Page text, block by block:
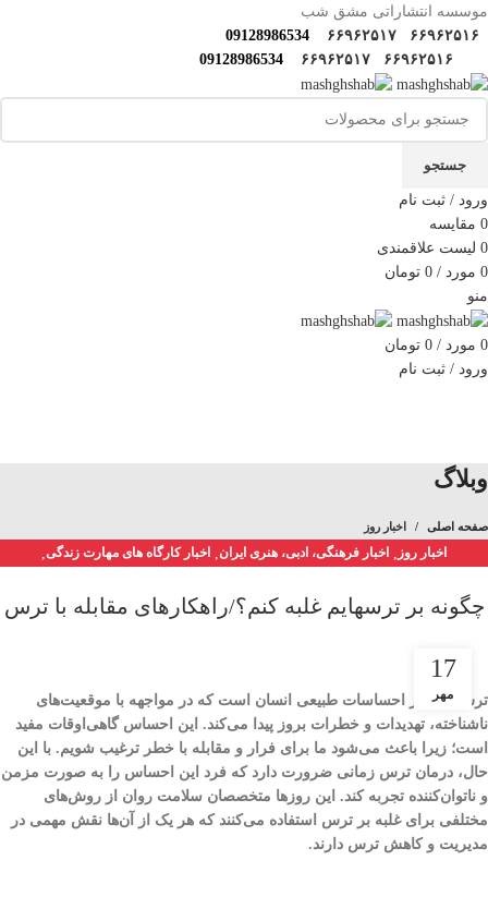
موسسه انتشاراتی مشق شب
۶۶۹۶۲۵۱۶
۶۶۹۶۲۵۱۷
09128986534
۶۶۹۶۲۵۱۶
۶۶۹۶۲۵۱۷ 09128986534
جستجو
ورود / ثبت نام
0 مقایسه
0 لیست علاقمندی
0 مورد /
0 تومان
منو
0 مورد /
0 تومان
ورود / ثبت نام
وبلاگ
صفحه اصلی اخبار روز
اخبار روز اخبار فرهنگی، ادبی، هنری ایران اخبار کارگاه های مهارت زندگی
چگونه بر ترسهایم غلبه کنم؟/راهکارهای مقابله با ترس
17
مهر
ترس یکی از احساسات طبیعی انسان است که در مواجهه با موقعیت‌های
ناشناخته، تهدیدات و خطرات بروز پیدا می‌کند. این احساس گاهی‌اوقات مفید
است؛ زیرا باعث می‌شود ما برای فرار و مقابله با خطر ترغیب شویم. با این
حال، درمان ترس زمانی ضرورت دارد که فرد این احساس را به صورت مزمن
و ناتوان‌کننده تجربه کند. این روزها متخصصان سلامت روان از روش‌های
مختلفی برای غلبه بر ترس استفاده می‌کنند که هر یک از آن‌ها نقش مهمی در
مدیریت و کاهش ترس دارند.